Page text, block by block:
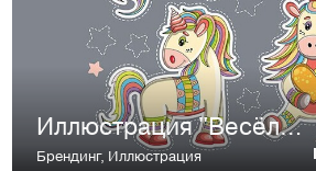
Иллюстрация "Весёлые единороги"
Брендинг, Иллюстрация